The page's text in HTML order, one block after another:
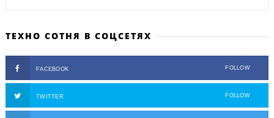
ТЕХНО СОТНЯ В СОЦСЕТЯХ
FACEBOOK FOLLOW
TWITTER FOLLOW